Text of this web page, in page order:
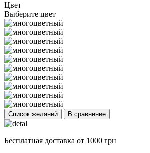
Цвет
Выберите цвет
Список желаний В сравнение
Бесплатная доставка от 1000 грн